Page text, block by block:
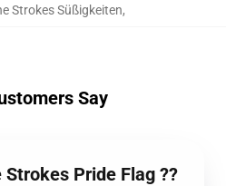
Strokes Süßigkeiten,
Say
Pride Flag ?️?